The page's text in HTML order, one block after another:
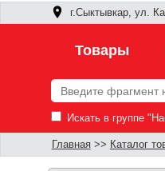
г.Сыктывкар, ул.
Товары
Искать в группе
Главная>> Каталог